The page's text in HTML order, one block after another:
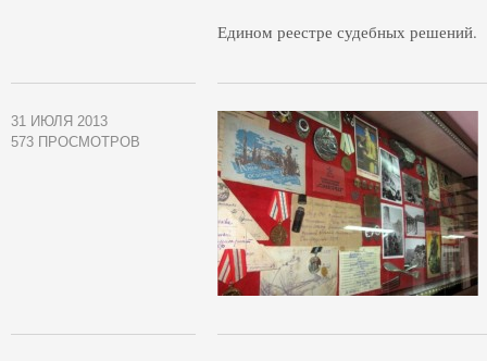
Едином реестре судебных решений.
31 ИЮЛЯ 2013
573 ПРОСМОТРОВ